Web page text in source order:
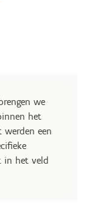
we
het
werden een
in het veld